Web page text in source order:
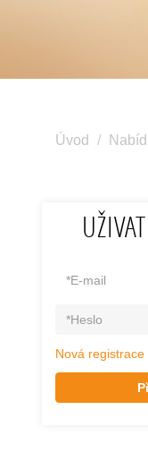
Úvod
Nová registrace